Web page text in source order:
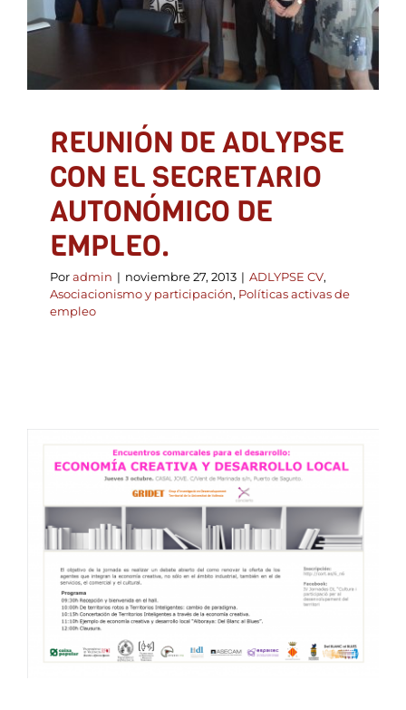
ADLYPSE CV Asociacionismo y participación
Políticas activas de empleo
REUNIÓN DE ADLYPSE
CON EL SECRETARIO
AUTONÓMICO DE
EMPLEO.
Poradmin | noviembre 27, 2013 | ADLYPSE CV,
Asociacionismo y participación, Políticas activas de
empleo
ENCUENTROS
COMARCALES PARA EL
DESARROLLO. SAGUNTO
3 OCTUBRE 2013
ADLYPSE Valencia
Empresa e
industria Encuentro Comarcal Desarrollo
Formación y Jornadas